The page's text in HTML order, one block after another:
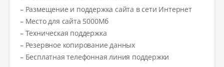
– Размещение и поддержка сайта в сети Интернет
– Место для сайта 5000Мб
– Техническая поддержка
– Резервное копирование данных
– Бесплатная телефонная линия поддержки